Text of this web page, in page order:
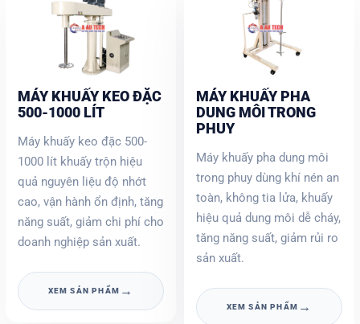
MÁY KHUẤY KEO ĐẶC
500-1000 LÍT
Máy khuấy keo đặc 500-
1000 lít khuấy trộn hiệu
quả nguyên liệu độ nhớt
cao, vận hành ổn định, tăng
năng suất, giảm chi phí cho
doanh nghiệp sản xuất.
XEM SẢN PHẨM →
MÁY KHUẤY PHA
DUNG MÔI TRONG
PHUY
Máy khuấy pha dung môi
trong phuy dùng khí nén an
toàn, không tia lửa, khuấy
hiệu quả dung môi dễ cháy,
tăng năng suất, giảm rủi ro
sản xuất.
XEM SẢN PHẨM →